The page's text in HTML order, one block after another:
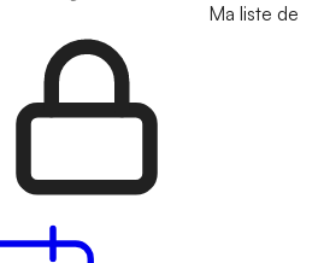
Ma liste de